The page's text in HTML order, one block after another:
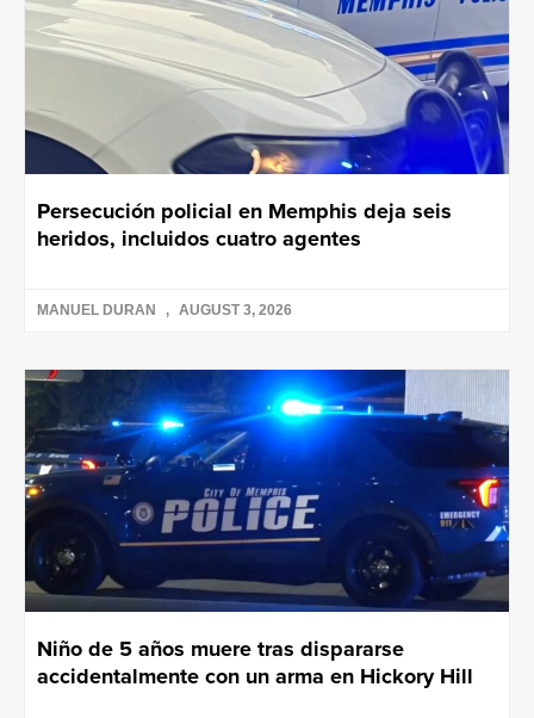
Persecución policial en Memphis deja seis
heridos, incluidos cuatro agentes
MANUEL DURAN AUGUST 3, 2026
Niño de 5 años muere tras dispararse
accidentalmente con un arma en Hickory Hill